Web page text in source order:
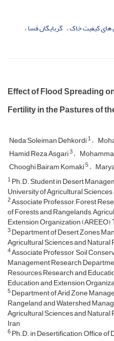
کیفیت خاک گربایگان فسا
Effect of Flood Spreading
Fertility in the Pastures of
Neda Soleiman Dehkordi1
Hamid Reza Asgari3
Chooghi Bairam Komaki5
1Ph.D. Student in Desert
University of Agricultural
2Associate Professor, Forest
of Forests and Rangelands,
Extension Organization (AREEO),
3Department of Desert Zones
Agricultural Sciences and Natural
4Associate Professor, Soil
Management Research
Resources Research and
Education and Extension
5Department of Arid Zone
Rangeland and Watershed
Agricultural Sciences and Natural
Iran
6Ph.D. in Desertification, Office